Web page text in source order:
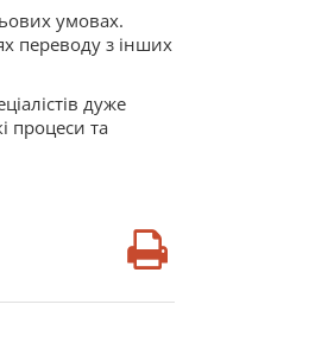
умовах.
переводу з інших
дуже
процеси та